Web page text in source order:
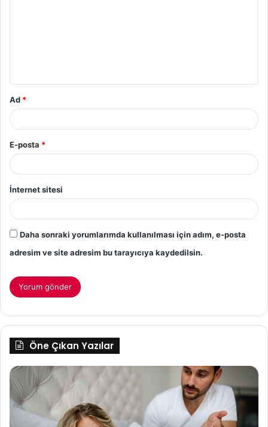
Ad *
E-posta *
İnternet sitesi
Daha sonraki yorumlarımda kullanılması için adım, e-posta
adresim ve site adresim bu tarayıcıya kaydedilsin.
Öne Çıkan Yazılar
E
Vitamini
Nedir?
Vitamininin